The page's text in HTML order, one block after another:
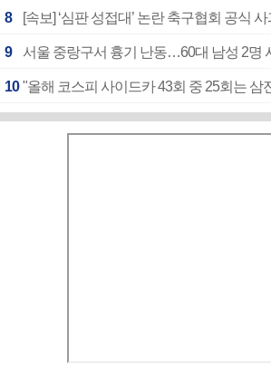
8
9 서울 중랑구서 흉기 난동…60대 남성 2명
10 "올해 코스피 사이드카 43회 중 25회는 삼